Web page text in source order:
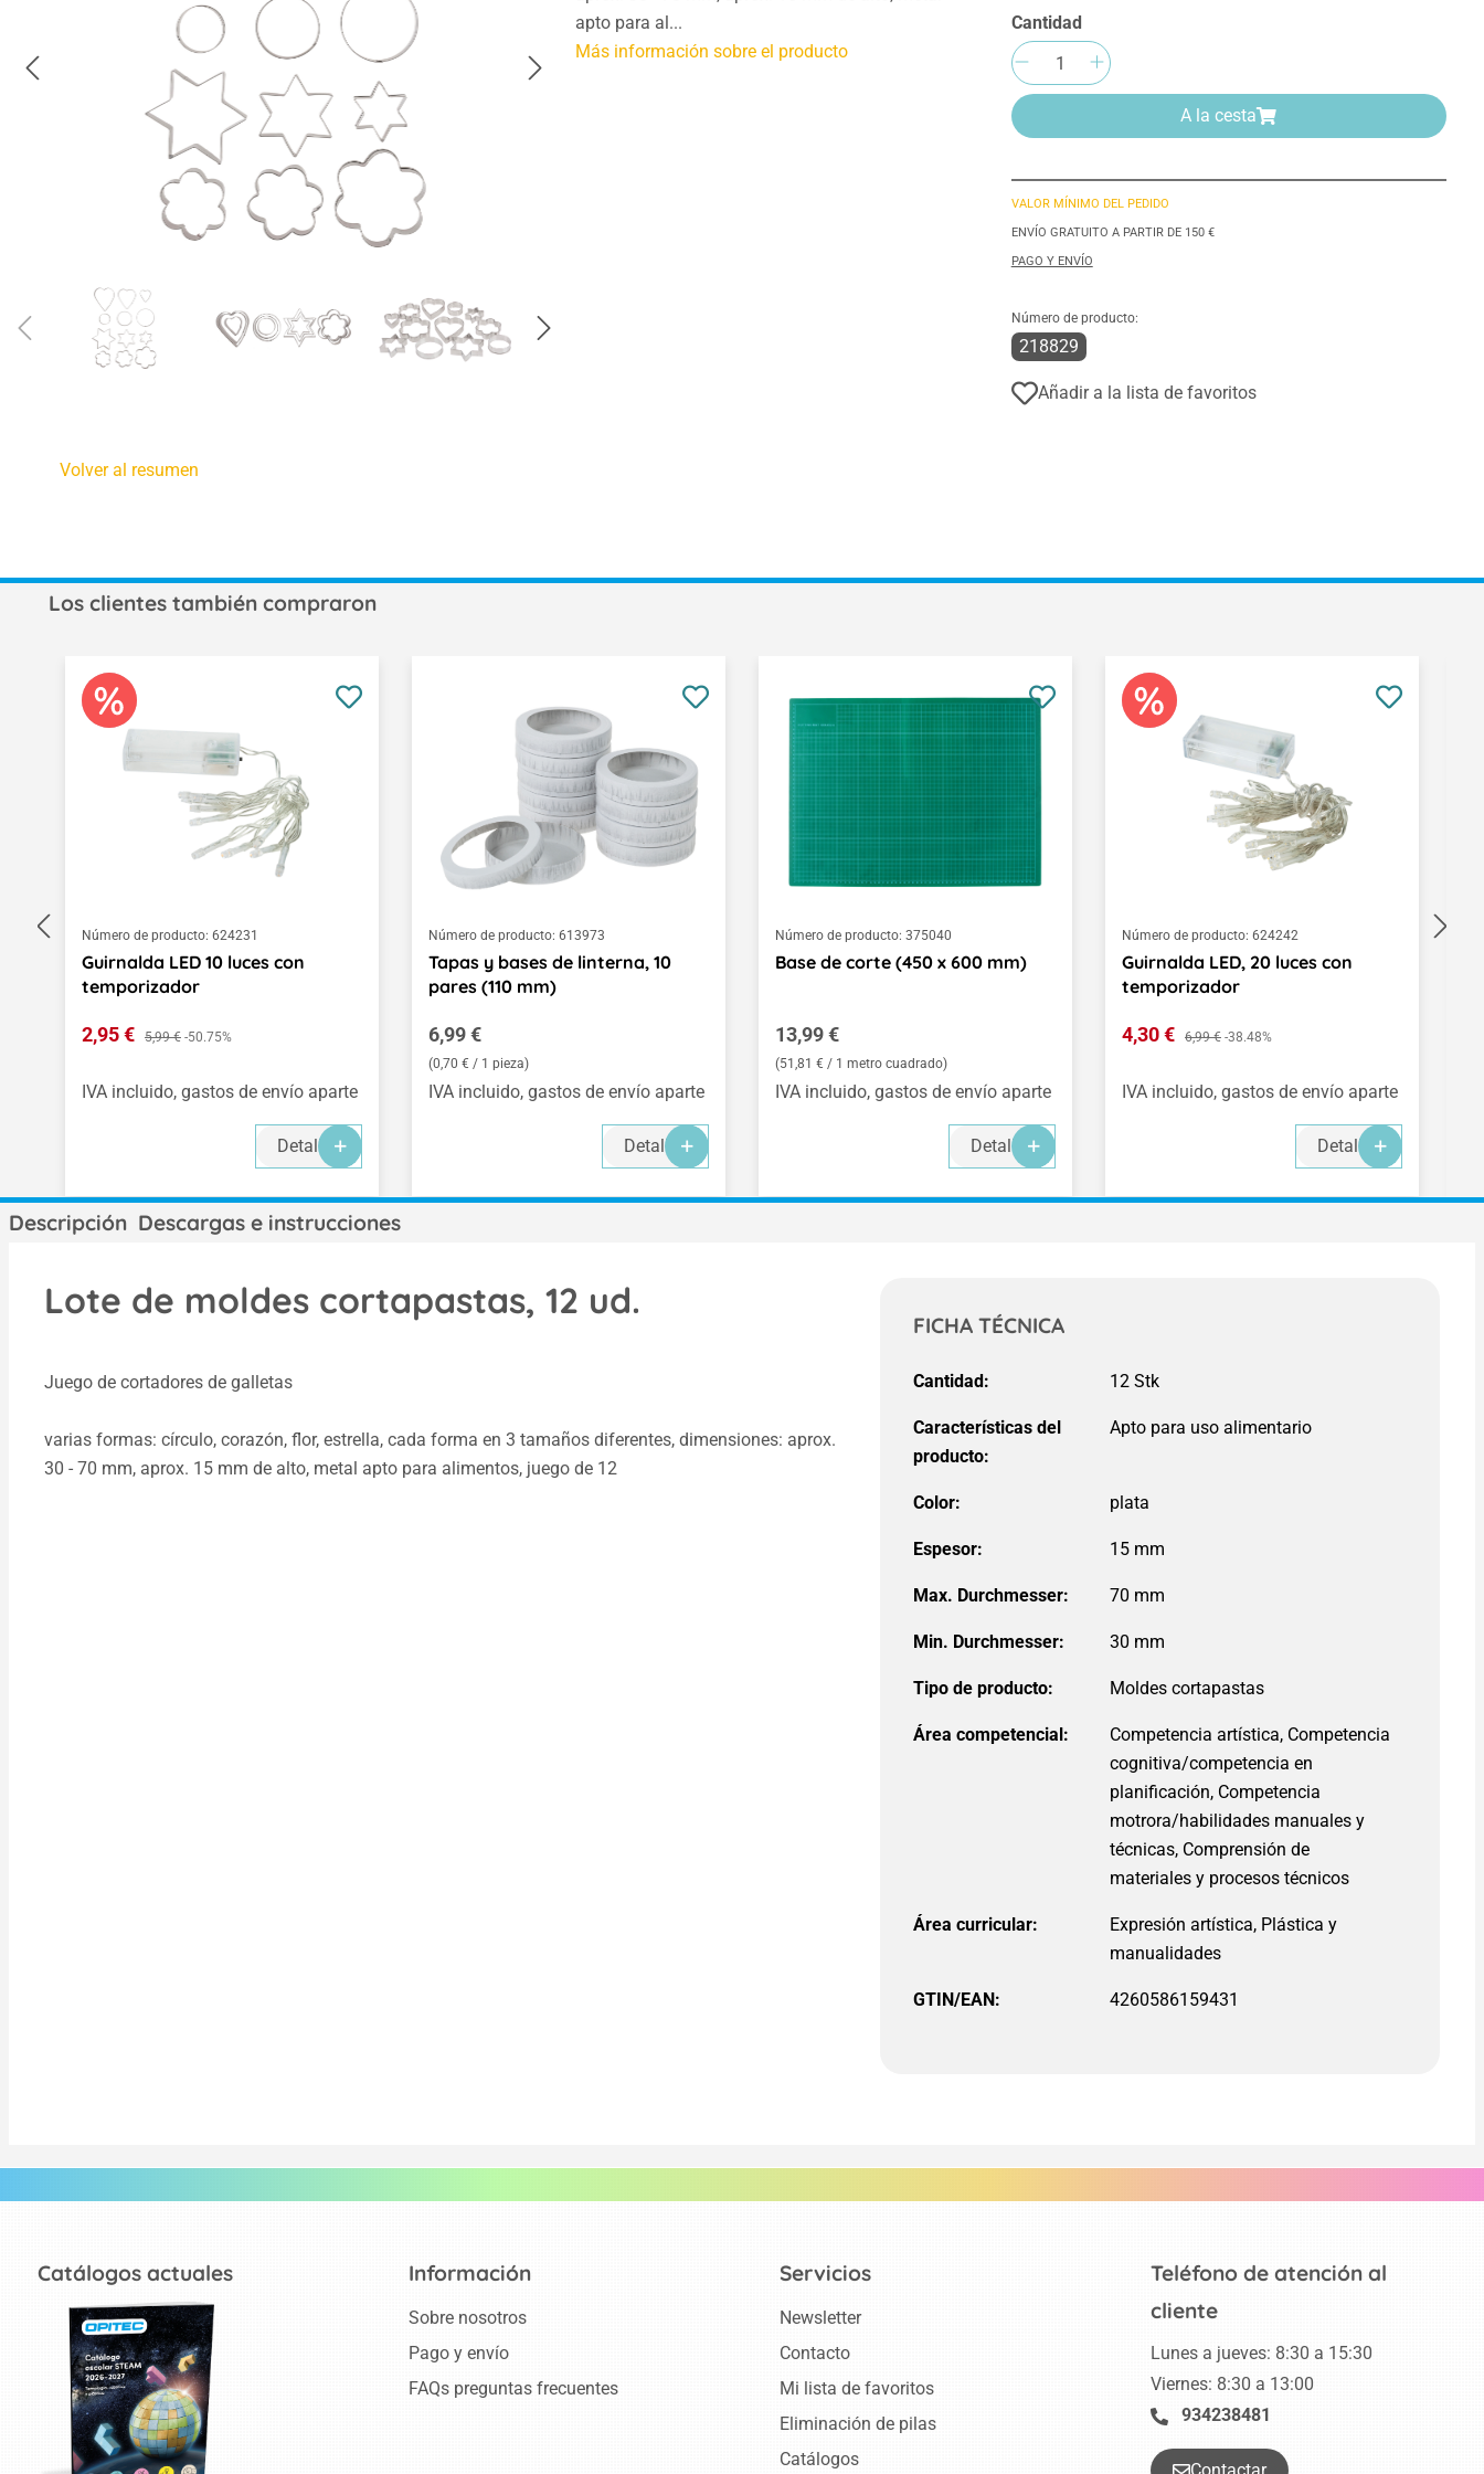
apto para al...
Más información sobre el producto
Cantidad
Cantidad del producto: introduce la
A la cesta
VALOR MÍNIMO DEL PEDIDO
ENVÍO GRATUITO A PARTIR DE 150 €
PAGO Y ENVÍO
Número de producto:
218829
Añadir a la lista de favoritos
Volver al resumen
Los clientes también compraron
Omitir la galería de productos
Número de producto: 624231
Guirnalda LED 10 luces con
temporizador
Precio de venta:
2,95 € Precio normal:
5,99 € -50.75%
IVA incluido, gastos de envío aparte
Detalles
Número de producto: 613973
Tapas y bases de linterna, 10
pares (110 mm)
Precio normal:
6,99 €
(0,70 € / 1 pieza)
IVA incluido, gastos de envío aparte
Detalles
Número de producto: 375040
Base de corte (450 x 600 mm)
Precio normal:
13,99 €
(51,81 € / 1 metro cuadrado)
IVA incluido, gastos de envío aparte
Detalles
Número de producto: 624242
Guirnalda LED, 20 luces con
temporizador
Precio de venta:
4,30 € Precio normal:
6,99 € -38.48%
IVA incluido, gastos de envío aparte
Detalles
Descripción Descargas e instrucciones
Lote de moldes cortapastas, 12 ud.
Juego de cortadores de galletas
varias formas: círculo, corazón, flor, estrella, cada forma en 3 tamaños diferentes, dimensiones: aprox.
30 - 70 mm, aprox. 15 mm de alto, metal apto para alimentos, juego de 12
FICHA TÉCNICA
Cantidad:
Características del
producto:
Color:
Espesor: 15 mm
Max. Durchmesser: 70 mm
Min. Durchmesser: 30 mm
Tipo de producto:
Área competencial:
Competencia artística, Competencia
cognitiva/competencia en
planificación, Competencia
motrora/habilidades manuales y
técnicas, Comprensión de
materiales y procesos técnicos
Área curricular:
Expresión artística, Plástica y
manualidades
GTIN/EAN: 4260586159431
Catálogos actuales
Teléfono de atención al
cliente
Lunes a jueves: 8:30 a 15:30
Viernes: 8:30 a 13:00
934238481
Contactar
Información
Sobre nosotros
Pago y envío
FAQs preguntas frecuentes
Servicios
Newsletter
Contacto
Mi lista de favoritos
Eliminación de pilas
Catálogos